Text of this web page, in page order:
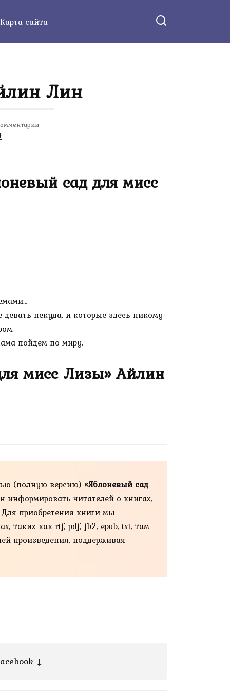
Карта сайта
Лин
сад для мисс
некуда, и которые здесь никому
пойдем по миру.
мисс Лизы» Айлин
(полную версию) «Яблоневый сад
информировать читателей о книгах,
приобретения книги мы
таких как rtf, pdf, fb2, epub, txt, там
произведения, поддерживая
↓